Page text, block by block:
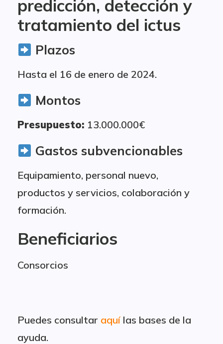
predicción, detección y
tratamiento del ictus
Plazos
Hasta el 16 de enero de 2024.
Montos
Presupuesto: 13.000.000€
Gastos subvencionables
Equipamiento, personal nuevo,
productos y servicios, colaboración y
formación.
Beneficiarios
Consorcios
Puedes consultar aquílas bases de la
ayuda.